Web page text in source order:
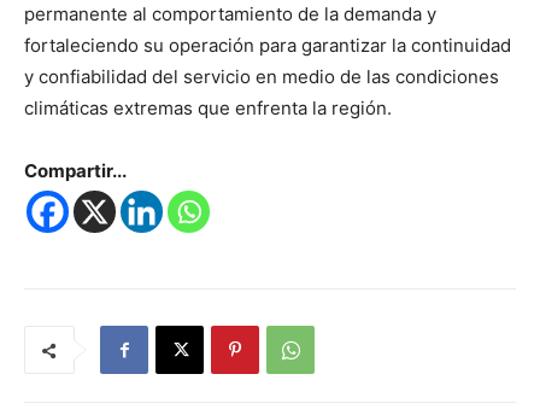
permanente al comportamiento de la demanda y
fortaleciendo su operación para garantizar la continuidad
y confiabilidad del servicio en medio de las condiciones
climáticas extremas que enfrenta la región.
Compartir...